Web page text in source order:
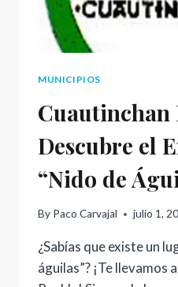
MUNICIPIOS
Cuautinchan
Descubre el
“Nido de
By Paco Carvajal julio 1,
¿Sabías que existe un
águilas”? ¡Te llevamos